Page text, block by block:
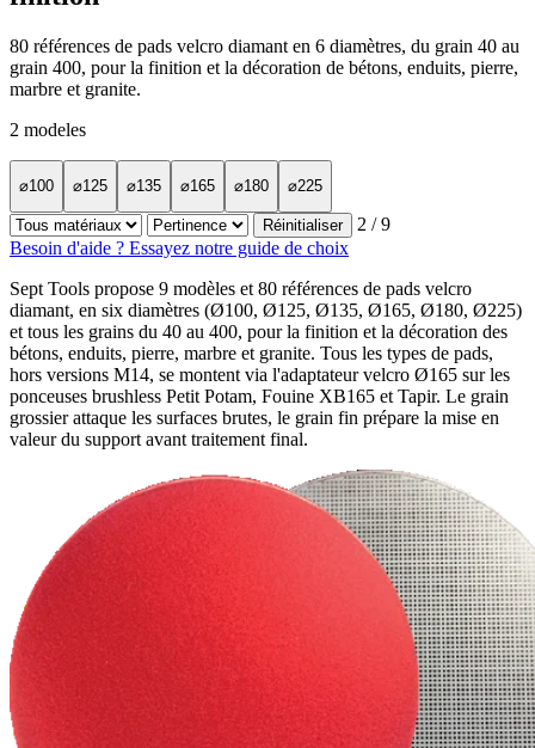
80 références de pads velcro diamant en 6 diamètres, du grain 40 au
grain 400, pour la finition et la décoration de bétons, enduits, pierre,
marbre et granite.
2 modeles
⌀100 ⌀125 ⌀135 ⌀165 ⌀180 ⌀225
Réinitialiser 2 / 9
Besoin d'aide ? Essayez notre guide de choix
Sept Tools propose 9 modèles et 80 références de pads velcro
diamant, en six diamètres (Ø100, Ø125, Ø135, Ø165, Ø180, Ø225)
et tous les grains du 40 au 400, pour la finition et la décoration des
bétons, enduits, pierre, marbre et granite. Tous les types de pads,
hors versions M14, se montent via l'adaptateur velcro Ø165 sur les
ponceuses brushless Petit Potam, Fouine XB165 et Tapir. Le grain
grossier attaque les surfaces brutes, le grain fin prépare la mise en
valeur du support avant traitement final.